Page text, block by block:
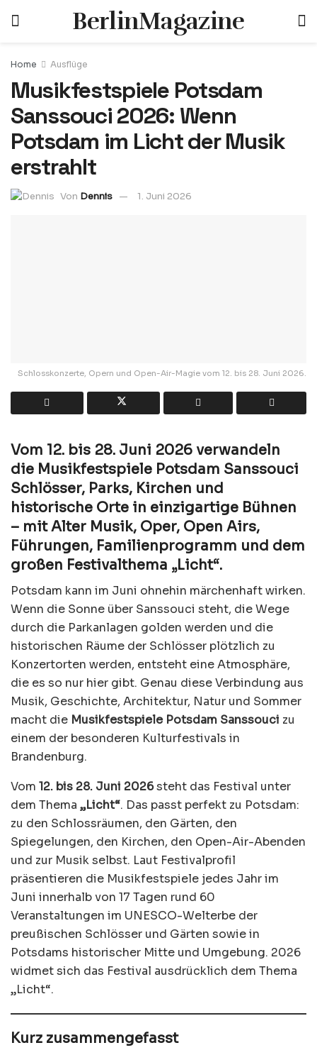
BerlinMagazine
Home Ausflüge
Musikfestspiele Potsdam
Sanssouci 2026: Wenn
Potsdam im Licht der Musik
erstrahlt
Von Dennis 1. Juni 2026
Schlosskonzerte, Opern und Open-Air-Magie vom 12. bis 28. Juni 2026.
Vom 12. bis 28. Juni 2026 verwandeln
die Musikfestspiele Potsdam Sanssouci
Schlösser, Parks, Kirchen und
historische Orte in einzigartige Bühnen
– mit Alter Musik, Oper, Open Airs,
Führungen, Familienprogramm und dem
großen Festivalthema „Licht“.
Potsdam kann im Juni ohnehin märchenhaft wirken.
Wenn die Sonne über Sanssouci steht, die Wege
durch die Parkanlagen golden werden und die
historischen Räume der Schlösser plötzlich zu
Konzertorten werden, entsteht eine Atmosphäre,
die es so nur hier gibt. Genau diese Verbindung aus
Musik, Geschichte, Architektur, Natur und Sommer
macht die Musikfestspiele Potsdam Sanssouci zu
einem der besonderen Kulturfestivals in
Brandenburg.
Vom 12. bis 28. Juni 2026steht das Festival unter
dem Thema „Licht“. Das passt perfekt zu Potsdam:
zu den Schlossräumen, den Gärten, den
Spiegelungen, den Kirchen, den Open-Air-Abenden
und zur Musik selbst. Laut Festivalprofil
präsentieren die Musikfestspiele jedes Jahr im
Juni innerhalb von 17 Tagen rund 60
Veranstaltungen im UNESCO-Welterbe der
preußischen Schlösser und Gärten sowie in
Potsdams historischer Mitte und Umgebung. 2026
widmet sich das Festival ausdrücklich dem Thema
„Licht“.
Kurz zusammengefasst